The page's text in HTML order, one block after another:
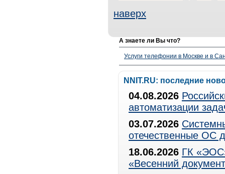
наверх
А знаете ли Вы что?
Услуги телефонии в Москве и в
NNIT.RU: последние
04.08.2026
автоматизации
03.07.2026
отечественные ОС
18.06.2026 ГК
«Весенний